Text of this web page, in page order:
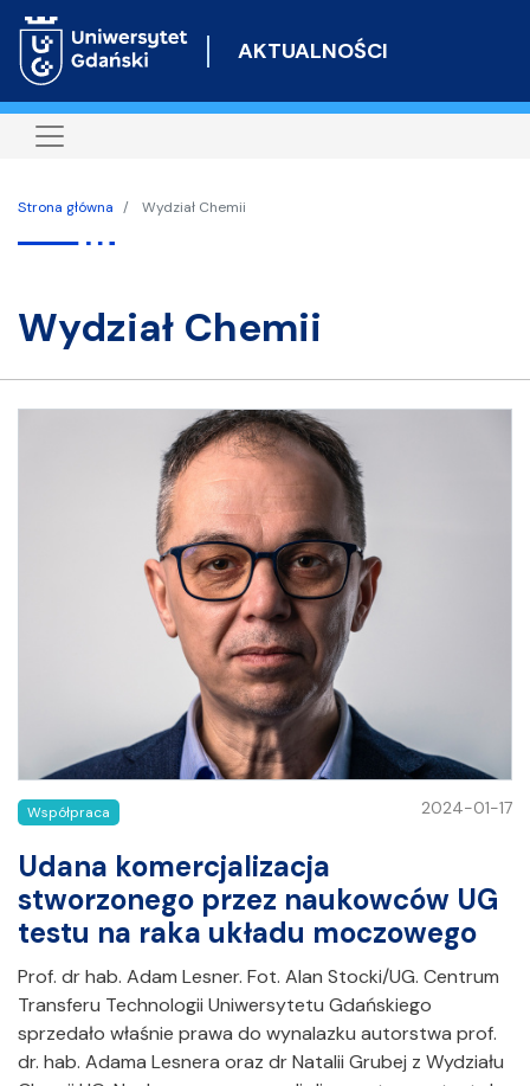
do
AKTUALNOŚCI
Strona główna Wydział Chemii
Wydział Chemii
Współpraca 2024-01-17
Udana komercjalizacja
stworzonego przez naukowców UG
testu na raka układu moczowego
Prof. dr hab. Adam Lesner. Fot. Alan Stocki/UG. Centrum
Transferu Technologii Uniwersytetu Gdańskiego
sprzedało właśnie prawa do wynalazku autorstwa prof.
dr. hab. Adama Lesnera oraz dr Natalii Grubej z Wydziału